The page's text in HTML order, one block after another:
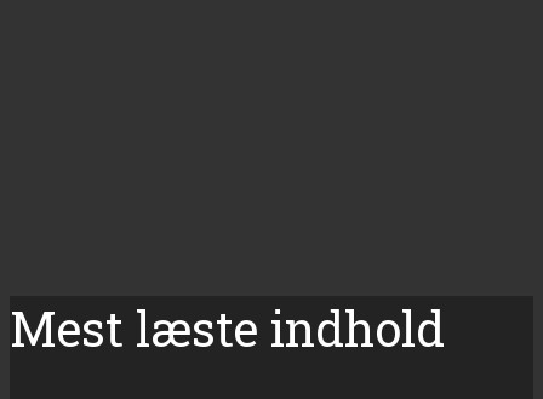
Mest læste indhold